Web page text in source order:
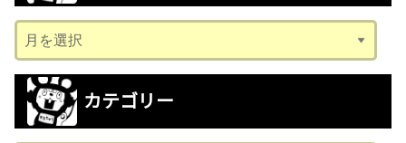
ー
カ
ブ
カテゴリー